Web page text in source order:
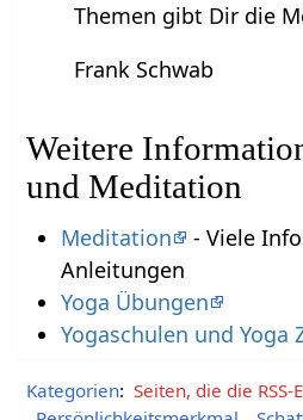
Themen gibt Dir die
Frank Schwab
Weitere
und Meditation
Meditation
- Viele
Anleitungen
Yoga Übungen
Yogaschulen und Yoga
Kategorien: Seiten, die die